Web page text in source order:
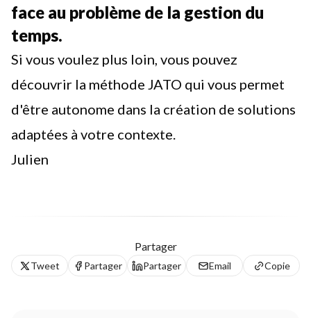
face au problème de la gestion du
temps.
Si vous voulez plus loin, vous pouvez
découvrir la méthode JATO qui vous permet
d'être autonome dans la création de solutions
adaptées à votre contexte.
Julien
Partager
Tweet Partager Partager Email Copie